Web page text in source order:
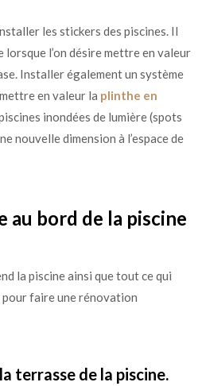
les stickers des piscines. Il
lorsque l’on désire mettre en valeur
Installer également un système
en valeur la plinthe en
inondées de lumière (spots
nouvelle dimension à l’espace de
au bord de la piscine
la piscine ainsi que tout ce qui
pour faire une rénovation
terrasse de la piscine.